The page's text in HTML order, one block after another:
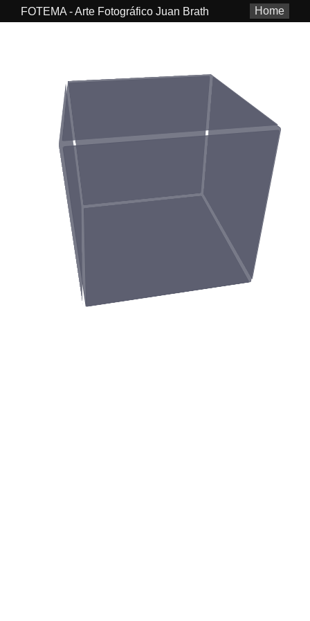
Home
FOTEMA - Arte Fotográfico Juan Brath